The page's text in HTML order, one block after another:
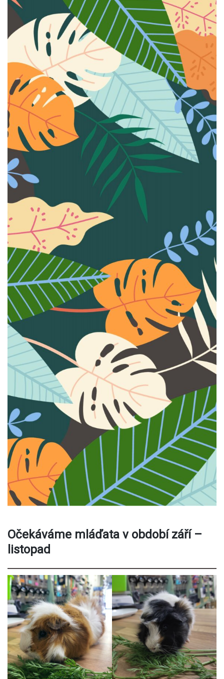
Očekáváme mláďata v období září –
listopad